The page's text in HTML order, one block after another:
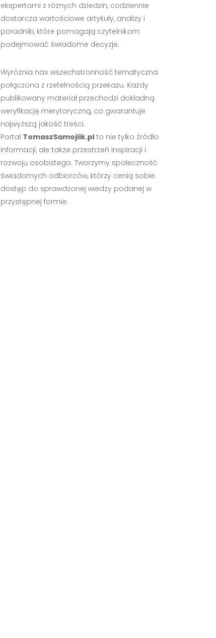
ekspertami z różnych dziedzin, codziennie
dostarcza wartościowe artykuły, analizy i
poradniki, które pomagają czytelnikom
podejmować świadome decyzje.
Wyróżnia nas wszechstronność tematyczna
połączona z rzetelnością przekazu. Każdy
publikowany materiał przechodzi dokładną
weryfikację merytoryczną, co gwarantuje
najwyższą jakość treści.
Portal TomaszSamojlik.plto nie tylko źródło
informacji, ale także przestrzeń inspiracji i
rozwoju osobistego. Tworzymy społeczność
świadomych odbiorców, którzy cenią sobie
dostęp do sprawdzonej wiedzy podanej w
przystępnej formie.